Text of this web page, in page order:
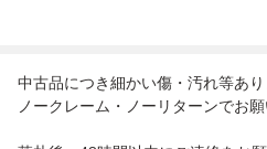
中古品につき細かい傷・汚れ等あ
ノークレーム・ノーリターンでお願